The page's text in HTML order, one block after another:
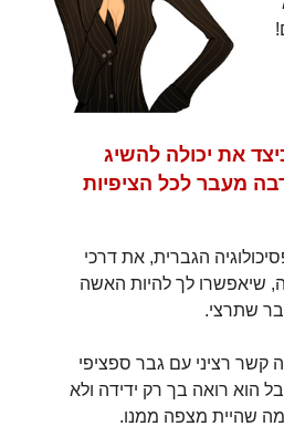
את יכולה להשיג
מעבר לכל הציפיות
הגברית, את דרכי
שיאפשרו לך להיות האשה
שתרצי.
קשר רציני עם גבר ספציפי
הוא רואה בך רק ידידה ולא
שהיית מצפה ממנו.